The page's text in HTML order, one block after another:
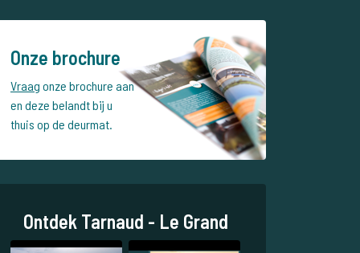
Onze brochure
Vraag onze brochure aan
en deze belandt bij u
thuis op de deurmat.
Ontdek Tarnaud - Le Grand